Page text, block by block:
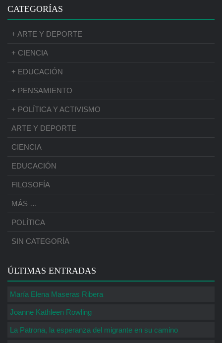
CATEGORÍAS
+ ARTE Y DEPORTE
+ CIENCIA
+ EDUCACIÓN
+ PENSAMIENTO
+ POLÍTICA Y ACTIVISMO
ARTE Y DEPORTE
CIENCIA
EDUCACIÓN
FILOSOFÍA
MÁS …
POLÍTICA
SIN CATEGORÍA
ÚLTIMAS ENTRADAS
María Elena Maseras Ribera
Joanne Kathleen Rowling
La Patrona, la esperanza del migrante en su camino